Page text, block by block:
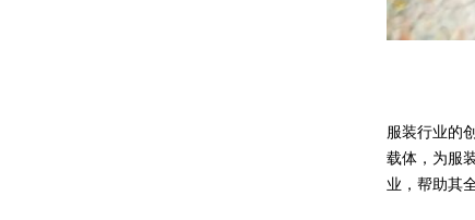
服装行业的
载体，为服
业，帮助其